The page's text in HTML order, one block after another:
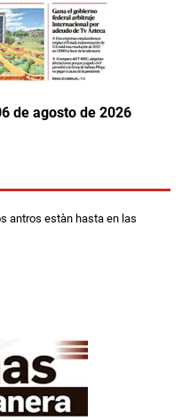
de agosto de 2026
antros estàn hasta en las